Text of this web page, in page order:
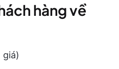
hàng về
giá)